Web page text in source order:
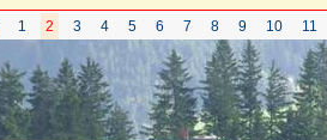
1 2 3 4 5 6 7 8 9 10 11